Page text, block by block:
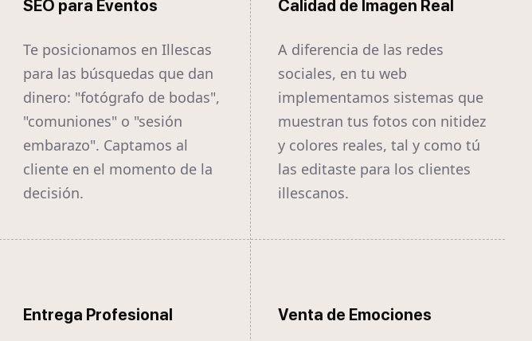
SEO para Eventos
Te posicionamos en Illescas
para las búsquedas que dan
dinero: "fotógrafo de bodas",
"comuniones" o "sesión
embarazo". Captamos al
cliente en el momento de la
decisión.
Calidad de Imagen Real
A diferencia de las redes
sociales, en tu web
implementamos sistemas que
muestran tus fotos con nitidez
y colores reales, tal y como tú
las editaste para los clientes
illescanos.
Entrega Profesional Venta de Emociones